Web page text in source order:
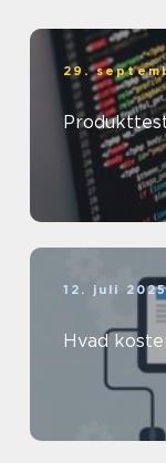
29.
12. juli
Hvad